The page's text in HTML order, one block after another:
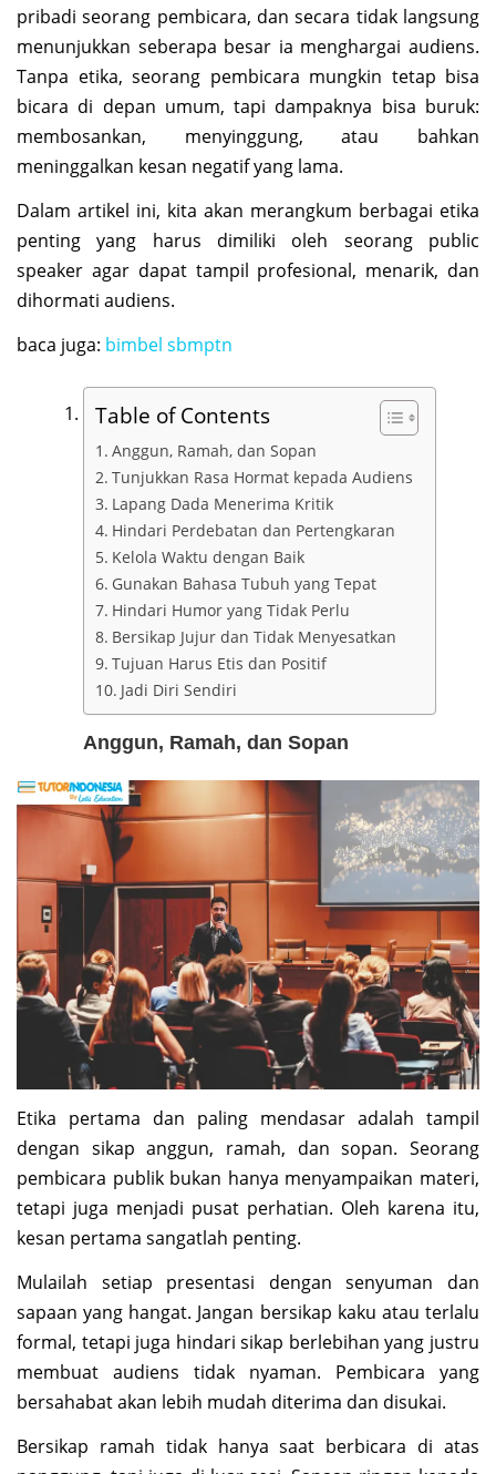
pribadi seorang pembicara, dan secara tidak langsung
menunjukkan seberapa besar ia menghargai audiens.
Tanpa etika, seorang pembicara mungkin tetap bisa
bicara di depan umum, tapi dampaknya bisa buruk:
membosankan, menyinggung, atau bahkan
meninggalkan kesan negatif yang lama.
Dalam artikel ini, kita akan merangkum berbagai etika
penting yang harus dimiliki oleh seorang public
speaker agar dapat tampil profesional, menarik, dan
dihormati audiens.
baca juga: bimbel sbmptn
Table of Contents
Anggun, Ramah, dan Sopan
Tunjukkan Rasa Hormat kepada Audiens
Lapang Dada Menerima Kritik
Hindari Perdebatan dan Pertengkaran
Kelola Waktu dengan Baik
Gunakan Bahasa Tubuh yang Tepat
Hindari Humor yang Tidak Perlu
Bersikap Jujur dan Tidak Menyesatkan
Tujuan Harus Etis dan Positif
Jadi Diri Sendiri
Anggun, Ramah, dan Sopan
Etika pertama dan paling mendasar adalah tampil
dengan sikap anggun, ramah, dan sopan. Seorang
pembicara publik bukan hanya menyampaikan materi,
tetapi juga menjadi pusat perhatian. Oleh karena itu,
kesan pertama sangatlah penting.
Mulailah setiap presentasi dengan senyuman dan
sapaan yang hangat. Jangan bersikap kaku atau terlalu
formal, tetapi juga hindari sikap berlebihan yang justru
membuat audiens tidak nyaman. Pembicara yang
bersahabat akan lebih mudah diterima dan disukai.
Bersikap ramah tidak hanya saat berbicara di atas